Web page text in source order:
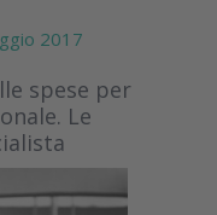
2017
spese per
Le